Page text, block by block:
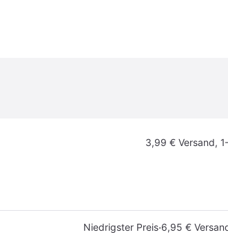
3,99 € Versand,
Niedrigster Preis·6,95 €